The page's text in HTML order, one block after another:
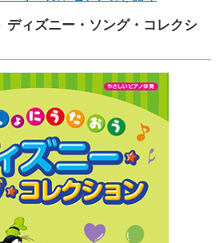
ディズニー・ソング・コレクシ